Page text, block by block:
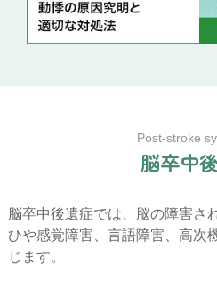
Post-stroke
脳卒中
脳卒中後遺症では、脳の障害さ
ひや感覚障害、言語障害、高次
じます。